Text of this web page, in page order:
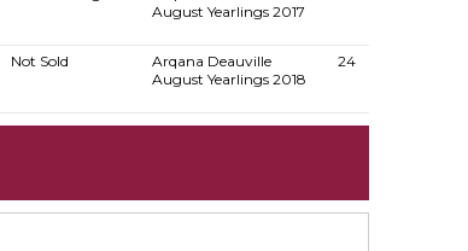
August Yearlings 2017
Not Sold
Arqana Deauville
August Yearlings 2018
24